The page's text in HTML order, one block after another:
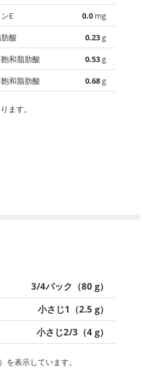
E
0.0 mg
酸
0.23g
和脂肪酸
0.53g
和脂肪酸
0.68g
ます。
3/4パック（80 g）
小さじ1（2.5 g）
小さじ2/3（4 g）
表示しています。